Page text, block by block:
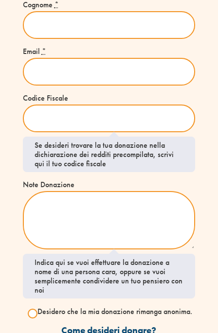
Cognome *
Email *
Codice Fiscale
Se desideri trovare la tua donazione nella
dichiarazione dei redditi precompilata, scrivi
qui il tuo codice fiscale
Note Donazione
Indica qui se vuoi effettuare la donazione a
nome di una persona cara, oppure se vuoi
semplicemente condividere un tuo pensiero con
noi
Desidero che la mia donazione rimanga anonima.
Come desideri donare?